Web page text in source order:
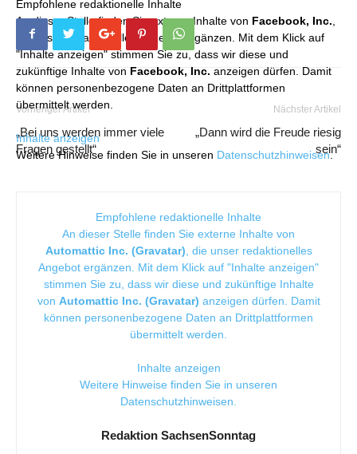
Empfohlene redaktionelle Inhalte
An dieser Stelle finden Sie externe Inhalte von Facebook, Inc.
die unser redaktionelles Angebot ergänzen. Mit dem Klick auf
"Inhalte anzeigen" stimmen Sie zu, dass wir diese und
zukünftige Inhalte von Facebook, Inc. anzeigen dürfen. Damit
können personenbezogene Daten an Drittplattformen
übermittelt werden.
Inhalte anzeigen
Weitere Hinweise finden Sie in unseren Datenschutzhinweisen.
Vorheriger Artikel
„Bei uns werden immer viele
Fragen gestellt“
Nächster Artikel
„Dann wird die Freude riesig
sein“
Empfohlene redaktionelle Inhalte
An dieser Stelle finden Sie externe Inhalte von
Automattic Inc. (Gravatar) , die unser redaktionelles
Angebot ergänzen. Mit dem Klick auf "Inhalte anzeigen"
stimmen Sie zu, dass wir diese und zukünftige Inhalte
von Automattic Inc. (Gravatar) anzeigen dürfen. Damit
können personenbezogene Daten an Drittplattformen
übermittelt werden.
Inhalte anzeigen
Weitere Hinweise finden Sie in unseren
Datenschutzhinweisen
Redaktion SachsenSonntag